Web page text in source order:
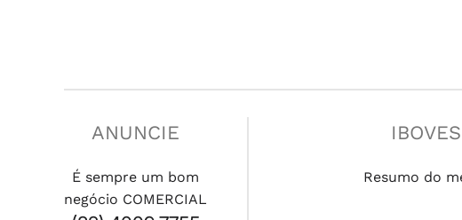
ANUNCIE
É sempre um bom
negócio COMERCIAL
Resumo do